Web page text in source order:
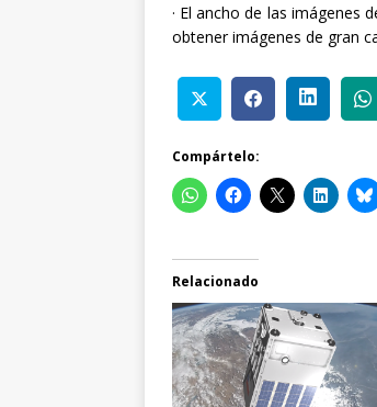
· El ancho de las imágenes
obtener imágenes de gran
Compártelo:
Relacionado